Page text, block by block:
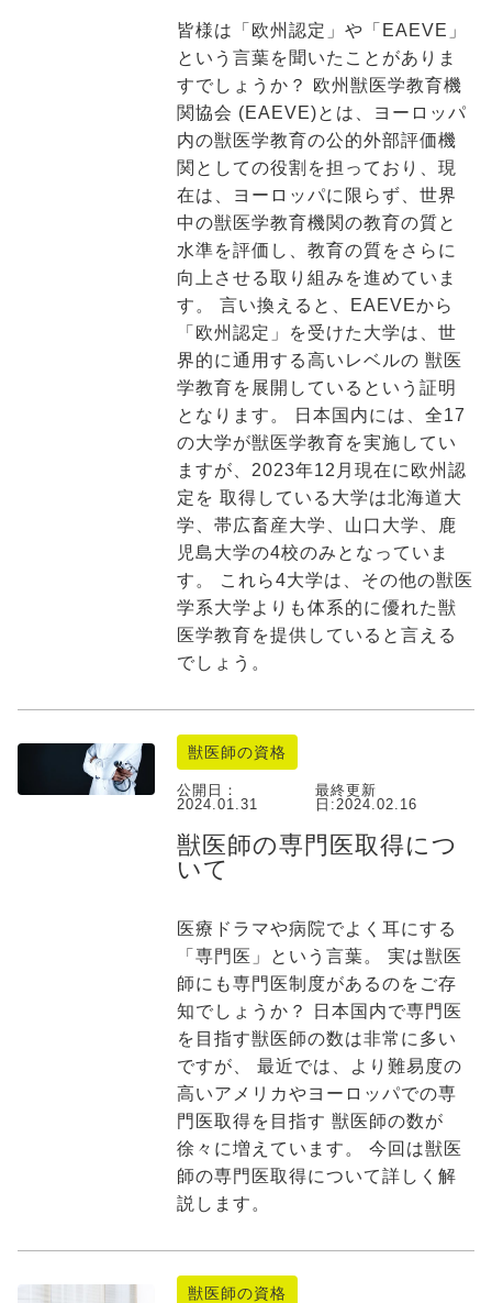
皆様は「欧州認定」や「EAEVE」
という言葉を聞いたことがありま
すでしょうか？ 欧州獣医学教育機
関協会 (EAEVE)とは、ヨーロッパ
内の獣医学教育の公的外部評価機
関としての役割を担っており、現
在は、ヨーロッパに限らず、世界
中の獣医学教育機関の教育の質と
水準を評価し、教育の質をさらに
向上させる取り組みを進めていま
す。 言い換えると、EAEVEから
「欧州認定」を受けた大学は、世
界的に通用する高いレベルの 獣医
学教育を展開しているという証明
となります。 日本国内には、全17
の大学が獣医学教育を実施してい
ますが、2023年12月現在に欧州認
定を 取得している大学は北海道大
学、帯広畜産大学、山口大学、鹿
児島大学の4校のみとなっていま
す。 これら4大学は、その他の獣医
学系大学よりも体系的に優れた獣
医学教育を提供していると言える
でしょう。
獣医師の資格
公開日：
2024.01.31
最終更新
日:2024.02.16
獣医師の専門医取得につ
いて
医療ドラマや病院でよく耳にする
「専門医」という言葉。 実は獣医
師にも専門医制度があるのをご存
知でしょうか？ 日本国内で専門医
を目指す獣医師の数は非常に多い
ですが、 最近では、より難易度の
高いアメリカやヨーロッパでの専
門医取得を目指す 獣医師の数が
徐々に増えています。 今回は獣医
師の専門医取得について詳しく解
説します。
獣医師の資格